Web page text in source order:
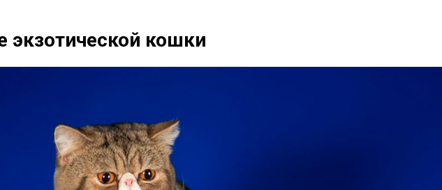
экзотической кошки